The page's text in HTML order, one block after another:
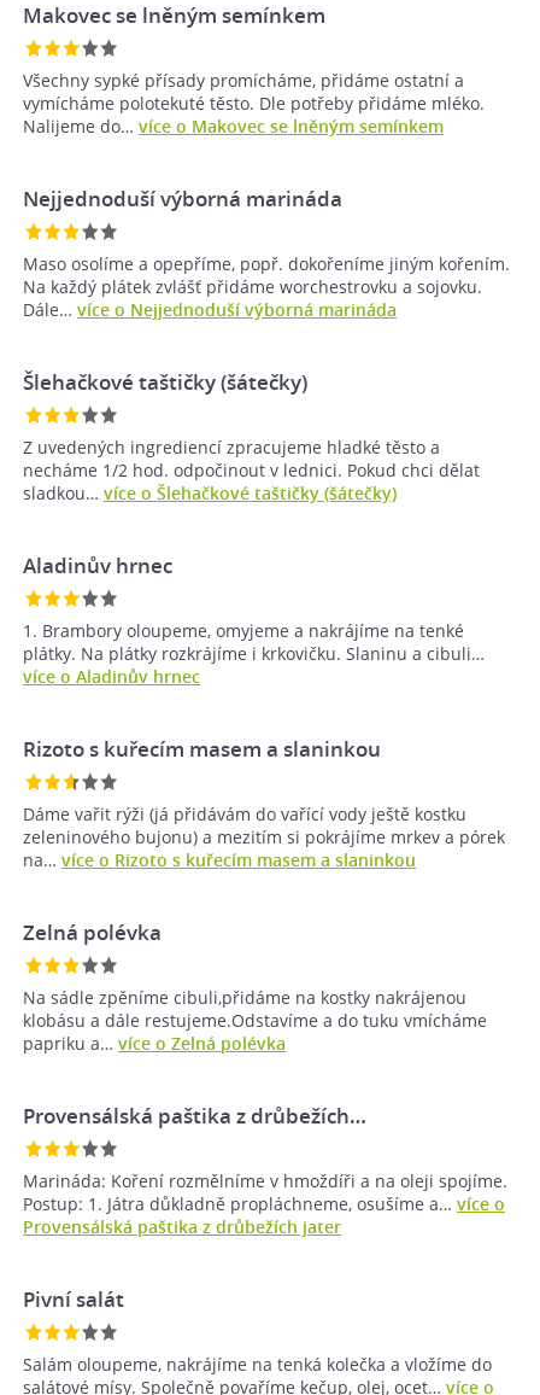
Makovec se lněným semínkem
Všechny sypké přísady promícháme, přidáme ostatní a
vymícháme polotekuté těsto. Dle potřeby přidáme mléko.
Nalijeme do… více o Makovec se lněným semínkem
Nejjednoduší výborná marináda
Maso osolíme a opepříme, popř. dokořeníme jiným kořením.
Na každý plátek zvlášť přidáme worchestrovku a sojovku.
Dále… více o Nejjednoduší výborná marináda
Šlehačkové taštičky (šátečky)
Z uvedených ingrediencí zpracujeme hladké těsto a
necháme 1/2 hod. odpočinout v lednici. Pokud chci dělat
sladkou… více o Šlehačkové taštičky (šátečky)
Aladinův hrnec
1. Brambory oloupeme, omyjeme a nakrájíme na tenké
plátky. Na plátky rozkrájíme i krkovičku. Slaninu a cibuli…
více o Aladinův hrnec
Rizoto s kuřecím masem a slaninkou
Dáme vařit rýži (já přidávám do vařící vody ještě kostku
zeleninového bujonu) a mezitím si pokrájíme mrkev a pórek
na… více o Rizoto s kuřecím masem a slaninkou
Zelná polévka
Na sádle zpěníme cibuli,přidáme na kostky nakrájenou
klobásu a dále restujeme.Odstavíme a do tuku vmícháme
papriku a… více o Zelná polévka
Provensálská paštika z drůbežích…
Marináda: Koření rozmělníme v hmoždíři a na oleji spojíme.
Postup: 1. Játra důkladně propláchneme, osušíme a… více o
Provensálská paštika z drůbežích jater
Pivní salát
Salám oloupeme, nakrájíme na tenká kolečka a vložíme do
salátové mísy. Společně povaříme kečup, olej, ocet… více o